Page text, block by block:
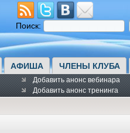
Поиск:
АФИША ЧЛЕНЫ КЛУБА
Добавить анонс вебинара
Добавить анонс тренинга